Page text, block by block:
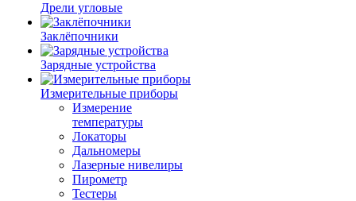
Дрели угловые
Заклёпочники
Зарядные устройства
Измерительные приборы
Измерение
температуры
Локаторы
Дальномеры
Лазерные нивелиры
Пирометр
Тестеры